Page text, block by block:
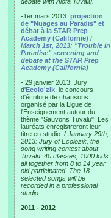
-1er mars 2013: projection
de "Nuages au Paradis" et
débat à la STAR Prep
Academy (Californie) /
March 1st, 2013: "Trouble in
Paradise" screening and
debate at the STAR Prep
Academy (California)
- 29 janvier 2013: Jury
d'Ecolo'zik , le concours
d'écriture de chansons
organisé par la Ligue de
l'Enseignement autour du
thème "Sauvons Tuvalu". Les
lauréats enregistreront leur
titre en studio. / January 29th,
2013: Jury of Ecolozik, the
song writing contest about
Tuvalu. 40 classes, 1000 kids
all together from 8 to 14 year
old participated. The 18
selected songs will be
recorded in a professional
studio.
2011 - 2012